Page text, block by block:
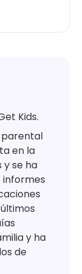
Kids.
parental
en la
y se ha
informes
y ha
de